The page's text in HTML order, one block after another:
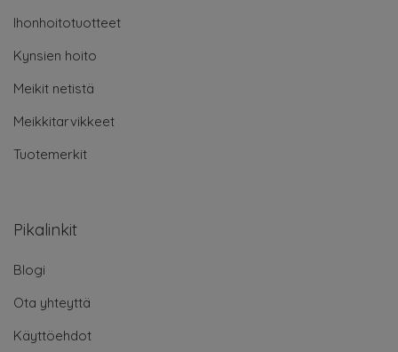
Ihonhoitotuotteet
Kynsien hoito
Meikit netistä
Meikkitarvikkeet
Tuotemerkit
Pikalinkit
Blogi
Ota yhteyttä
Käyttöehdot